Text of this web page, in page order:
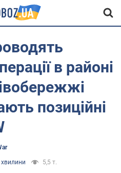
в районі
позиційні
хвилини 5,5 т.